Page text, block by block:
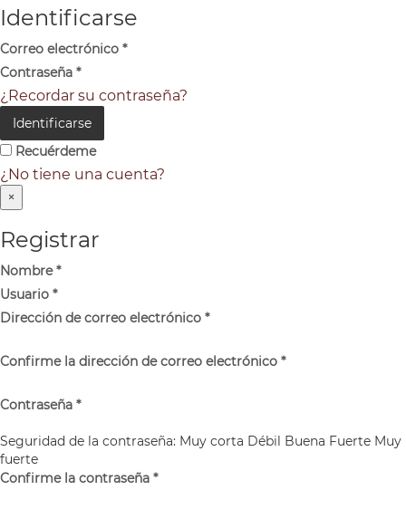
Identificarse
Correo electrónico *
Contraseña *
¿Recordar su contraseña?
Identificarse
Recuérdeme
¿No tiene una cuenta?
×
Registrar
Nombre*
Usuario *
Dirección de correo electrónico *
Confirme la dirección de correo electrónico *
Contraseña *
Seguridad de la contraseña: Muy corta Débil Buena Fuerte Muy
fuerte
Confirme la contraseña *